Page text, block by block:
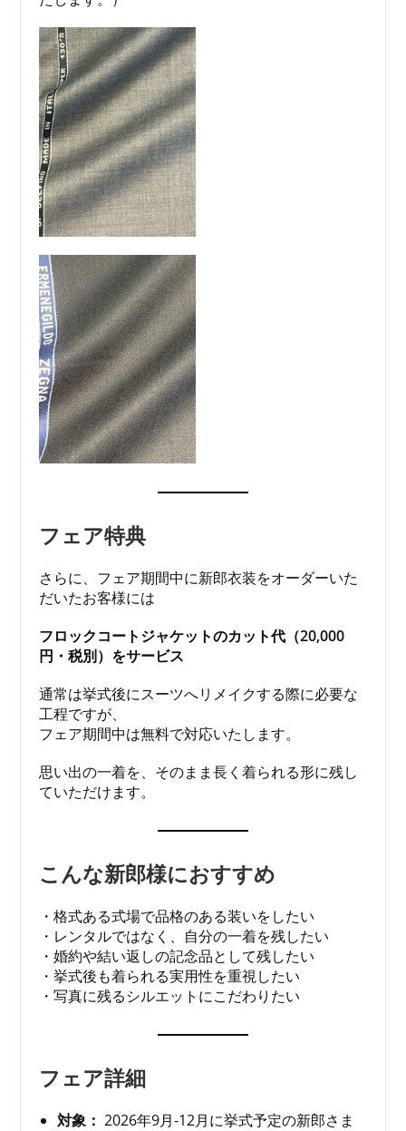
フェア特典
さらに、フェア期間中に新郎衣装をオーダーいた
だいたお客様には
フロックコートジャケットのカット代（20,000
円・税別）をサービス
通常は挙式後にスーツへリメイクする際に必要な
工程ですが、
フェア期間中は無料で対応いたします。
思い出の一着を、そのまま長く着られる形に残し
ていただけます。
こんな新郎様におすすめ
・格式ある式場で品格のある装いをしたい
・レンタルではなく、自分の一着を残したい
・婚約や結い返しの記念品として残したい
・挙式後も着られる実用性を重視したい
・写真に残るシルエットにこだわりたい
フェア詳細
対象： 2026年9月-12月に挙式予定の新郎さま